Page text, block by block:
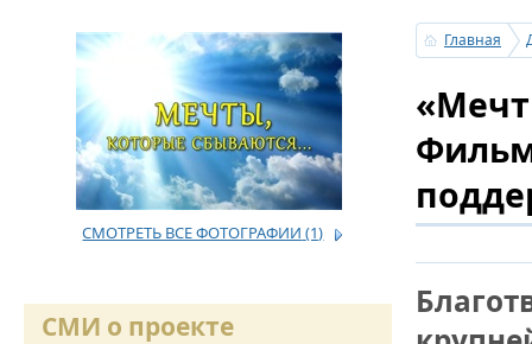
СОВЕТА
«УРАЛ»
ОГОНЬ -
ПОЖАРОВ
СМОТРЕТЬ ВСЕ ФОТОГРАФИИ (1)
СМИ о проекте
Главная